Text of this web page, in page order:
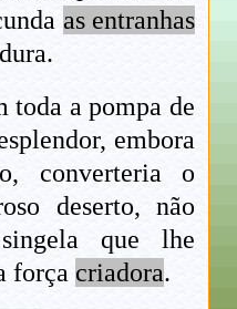
as entranhas
toda a pompa de
embora
converteria o
deserto, não
que lhe
força criadora.